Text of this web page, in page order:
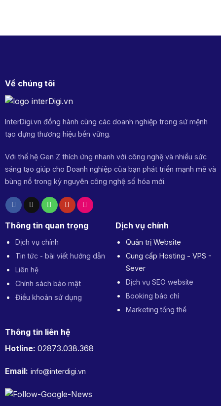
chạm
bước
Về chúng tôi
InterDigi.vn đồng hành cùng các doanh nghiệp trong sứ mệnh
tạo dựng thương hiệu bền vững.
Với thế hệ Gen Z thích ứng nhanh với công nghệ và nhiều sức
sáng tạo giúp cho Doanh nghiệp của bạn phát triển mạnh mẽ và
bùng nổ trong kỷ nguyên công nghệ số hóa mới.
Thông tin quan trọng
Dịch vụ chính
Tin tức - bài viết hướng dẫn
Liên hệ
Chính sách bảo mật
Điều khoản sử dụng
Dịch vụ chính
Quản trị Website
Cung cấp Hosting - VPS -
Sever
Dịch vụ SEO website
Booking báo chí
Marketing tổng thể
Thông tin liên hệ
Hotline: 02873.038.368
Email: info@interdigi.vn